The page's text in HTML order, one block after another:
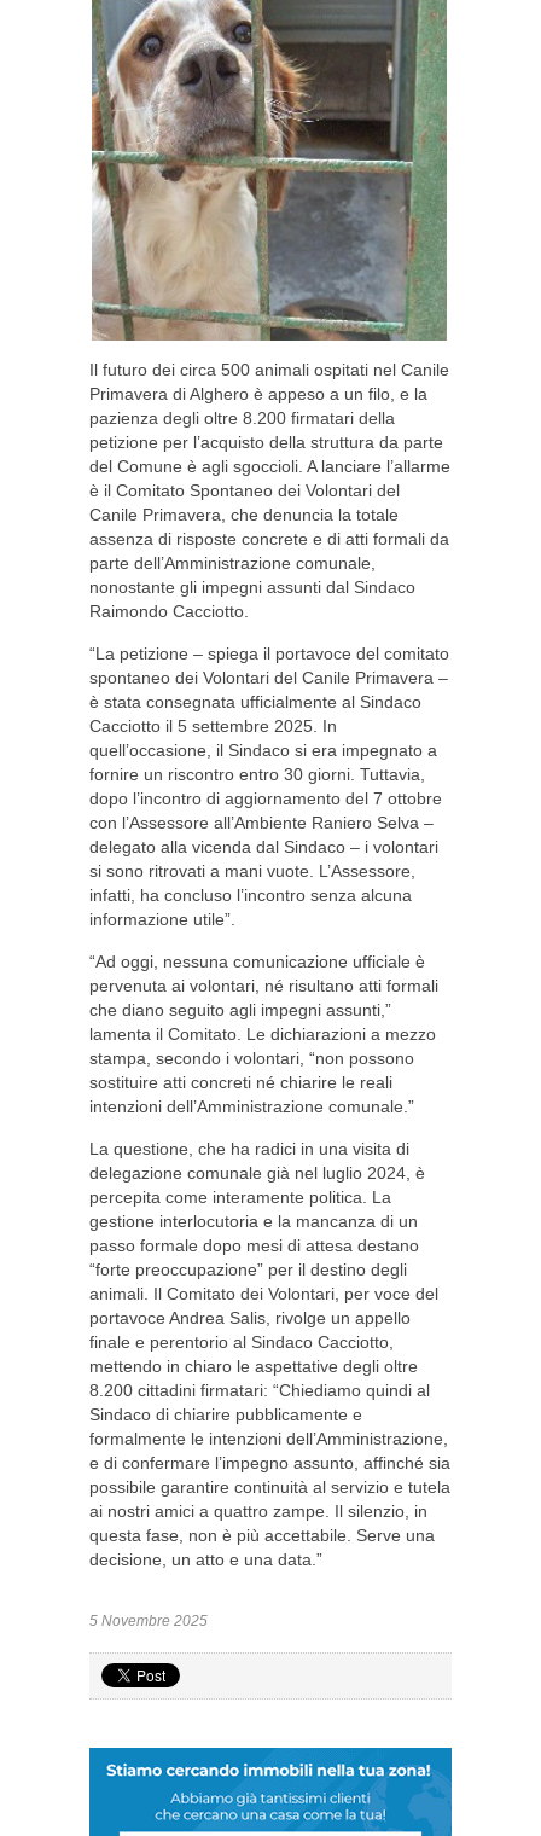
Il futuro dei circa 500 animali ospitati nel Canile
Primavera di Alghero è appeso a un filo, e la
pazienza degli oltre 8.200 firmatari della
petizione per l’acquisto della struttura da parte
del Comune è agli sgoccioli. A lanciare l’allarme
è il Comitato Spontaneo dei Volontari del
Canile Primavera, che denuncia la totale
assenza di risposte concrete e di atti formali da
parte dell’Amministrazione comunale,
nonostante gli impegni assunti dal Sindaco
Raimondo Cacciotto.
“La petizione – spiega il portavoce del comitato
spontaneo dei Volontari del Canile Primavera –
è stata consegnata ufficialmente al Sindaco
Cacciotto il 5 settembre 2025. In
quell’occasione, il Sindaco si era impegnato a
fornire un riscontro entro 30 giorni. Tuttavia,
dopo l’incontro di aggiornamento del 7 ottobre
con l’Assessore all’Ambiente Raniero Selva –
delegato alla vicenda dal Sindaco – i volontari
si sono ritrovati a mani vuote. L’Assessore,
infatti, ha concluso l’incontro senza alcuna
informazione utile”.
“Ad oggi, nessuna comunicazione ufficiale è
pervenuta ai volontari, né risultano atti formali
che diano seguito agli impegni assunti,”
lamenta il Comitato. Le dichiarazioni a mezzo
stampa, secondo i volontari, “non possono
sostituire atti concreti né chiarire le reali
intenzioni dell’Amministrazione comunale.”
La questione, che ha radici in una visita di
delegazione comunale già nel luglio 2024, è
percepita come interamente politica. La
gestione interlocutoria e la mancanza di un
passo formale dopo mesi di attesa destano
“forte preoccupazione” per il destino degli
animali. Il Comitato dei Volontari, per voce del
portavoce Andrea Salis, rivolge un appello
finale e perentorio al Sindaco Cacciotto,
mettendo in chiaro le aspettative degli oltre
8.200 cittadini firmatari: “Chiediamo quindi al
Sindaco di chiarire pubblicamente e
formalmente le intenzioni dell’Amministrazione,
e di confermare l’impegno assunto, affinché sia
possibile garantire continuità al servizio e tutela
ai nostri amici a quattro zampe. Il silenzio, in
questa fase, non è più accettabile. Serve una
decisione, un atto e una data.”
5 Novembre 2025